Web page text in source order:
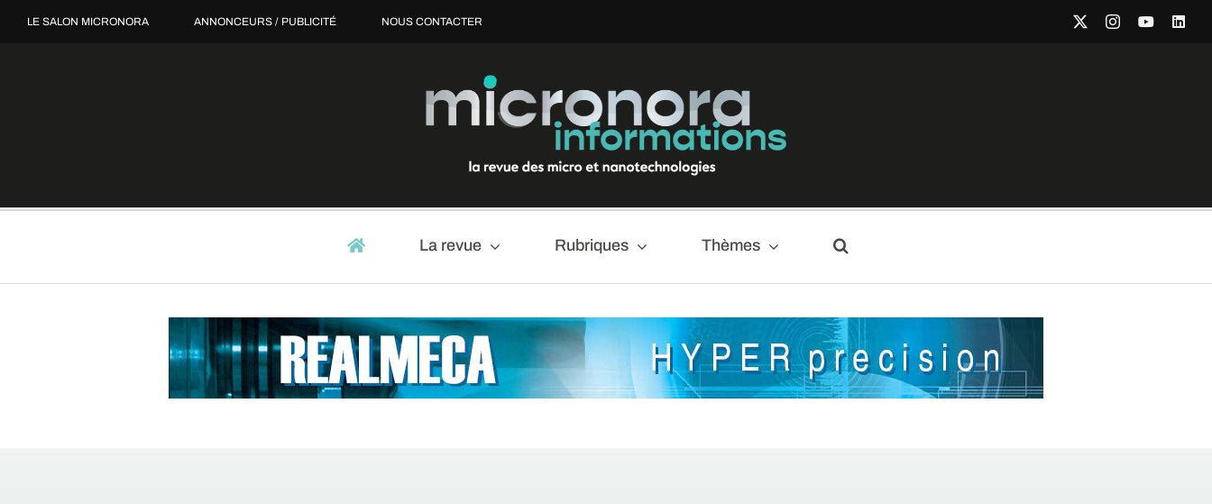
LE SALON MICRONORA ANNONCEURS / PUBLICITÉ NOUS CONTACTER
La revue Rubriques Thèmes